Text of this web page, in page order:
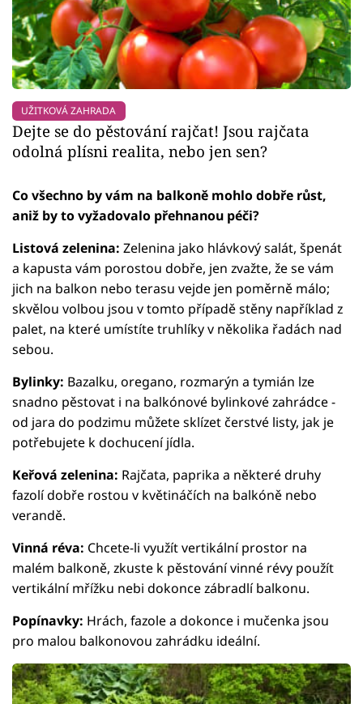
UŽITKOVÁ ZAHRADA
Dejte se do pěstování rajčat! Jsou rajčata
odolná plísni realita, nebo jen sen?
Co všechno by vám na balkoně mohlo dobře růst,
aniž by to vyžadovalo přehnanou péči?
Listová zelenina: Zelenina jako hlávkový salát, špenát
a kapusta vám porostou dobře, jen zvažte, že se vám
jich na balkon nebo terasu vejde jen poměrně málo;
skvělou volbou jsou v tomto případě stěny například z
palet, na které umístíte truhlíky v několika řadách nad
sebou.
Bylinky: Bazalku, oregano, rozmarýn a tymián lze
snadno pěstovat i na balkónové bylinkové zahrádce -
od jara do podzimu můžete sklízet čerstvé listy, jak je
potřebujete k dochucení jídla.
Keřová zelenina: Rajčata, paprika a některé druhy
fazolí dobře rostou v květináčích na balkóně nebo
verandě.
Vinná réva: Chcete-li využít vertikální prostor na
malém balkoně, zkuste k pěstování vinné révy použít
vertikální mřížku nebi dokonce zábradlí balkonu.
Popínavky: Hrách, fazole a dokonce i mučenka jsou
pro malou balkonovou zahrádku ideální.